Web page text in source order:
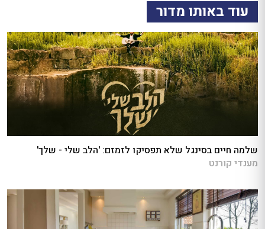
עוד באותו מדור
שלמה חיים בסינגל שלא תפסיקו לזמזם: 'הלב שלי - שלך'
מענדי קורנט